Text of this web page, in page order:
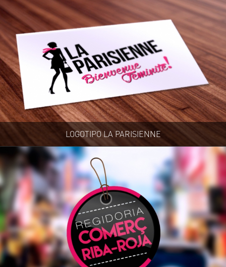
LOGOTIPO LA PARISIENNE